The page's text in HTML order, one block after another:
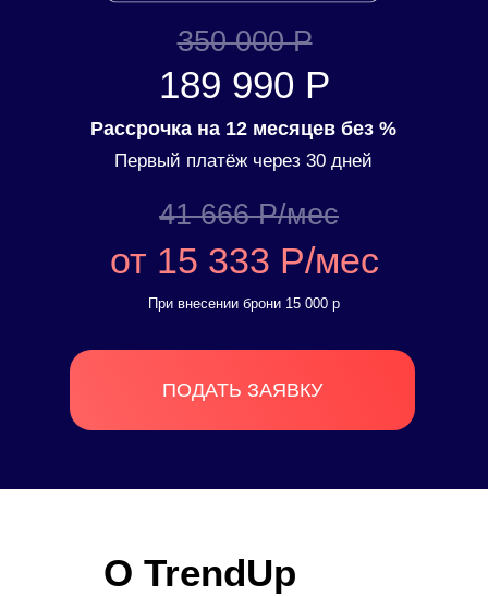
Рассрочка на 12 месяцев без %
от 15 333 Р/мес
Первый платёж через 30 дней
41 666 Р/мес
ПОДАТЬ ЗАЯВКУ
При внесении брони 15 000 р
189 990 Р
350 000 Р
О TrendUp